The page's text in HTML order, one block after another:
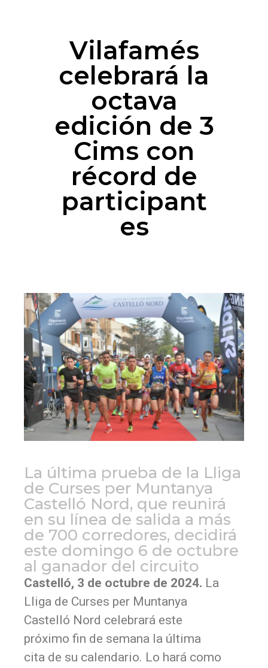
Vilafamés
celebrará la
octava
edición de 3
Cims con
récord de
participant
es
La última prueba de la Lliga
de Curses per Muntanya
Castelló Nord, que reunirá
en su línea de salida a más
de 700 corredores, decidirá
este domingo 6 de octubre
al ganador del circuito
Castelló, 3 de octubre de 2024. La
Lliga de Curses per Muntanya
Castelló Nord celebrará este
próximo fin de semana la última
cita de su calendario. Lo hará como